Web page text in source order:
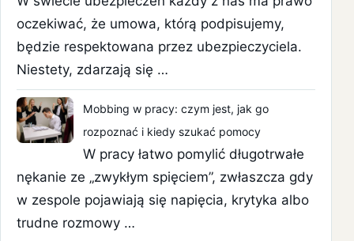
oczekiwać, że umowa, którą podpisujemy,
będzie respektowana przez ubezpieczyciela.
Niestety, zdarzają się …
Mobbing w pracy: czym jest, jak go
rozpoznać i kiedy szukać pomocy
W pracy łatwo pomylić długotrwałe
nękanie ze „zwykłym spięciem”, zwłaszcza gdy
w zespole pojawiają się napięcia, krytyka albo
trudne rozmowy …